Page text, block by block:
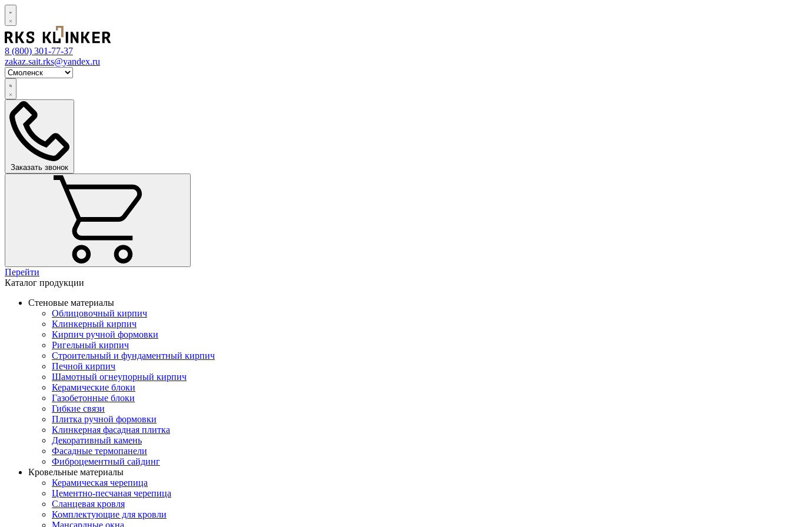
8 (800) 301-77-37
zakaz.sait.rks@yandex.ru
Заказать звонок
Перейти
Каталог продукции
Стеновые материалы
Облицовочный кирпич
Клинкерный кирпич
Кирпич ручной формовки
Ригельный кирпич
Строительный и фундаментный кирпич
Печной кирпич
Шамотный огнеупорный кирпич
Керамические блоки
Газобетонные блоки
Гибкие связи
Плитка ручной формовки
Клинкерная фасадная плитка
Декоративный камень
Фасадные термопанели
Фиброцементный сайдинг
Кровельные материалы
Керамическая черепица
Цементно-песчаная черепица
Сланцевая кровля
Комплектующие для кровли
Мансардные окна